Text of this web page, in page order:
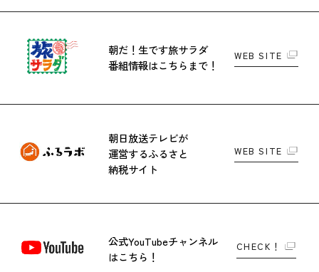
朝だ！生です旅サラダ
番組情報はこちらまで！
WEB SITE
朝日放送テレビが
運営するふるさと
納税サイト
WEB SITE
公式YouTubeチャンネル
はこちら！
CHECK！